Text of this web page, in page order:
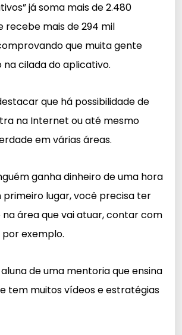
já soma mais de 2.480
recebe mais de 294 mil
que muita gente
cilada do aplicativo.
que há possibilidade de
na Internet ou até mesmo
em várias áreas.
ganha dinheiro de uma hora
primeiro lugar, você precisa ter
área que vai atuar, contar com
exemplo.
de uma mentoria que ensina
tem muitos vídeos e estratégias